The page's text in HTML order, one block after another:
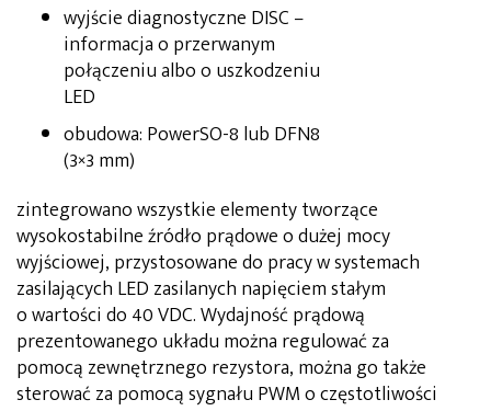
wyjście diagnostyczne DISC –
informacja o przerwanym
połączeniu albo o uszkodzeniu
LED
obudowa: PowerSO-8 lub DFN8
(3×3 mm)
zintegrowano wszystkie elementy tworzące
wysokostabilne źródło prądowe o dużej mocy
wyjściowej, przystosowane do pracy w systemach
zasilających LED zasilanych napięciem stałym
o wartości do 40 VDC. Wydajność prądową
prezentowanego układu można regulować za
pomocą zewnętrznego rezystora, można go także
sterować za pomocą sygnału PWM o częstotliwości